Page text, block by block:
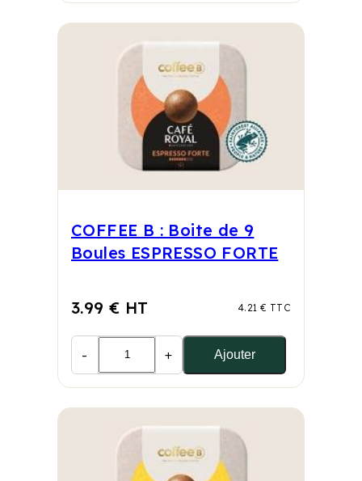
COFFEE B : Boite de 9
Boules ESPRESSO FORTE
3.99 € HT 4.21 € TTC
- + Ajouter